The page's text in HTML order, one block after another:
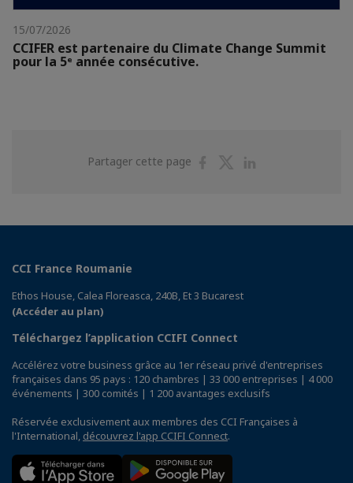
15/07/2026
CCIFER est partenaire du Climate Change Summit
pour la 5ᵉ année consécutive.
Partager cette page
PartagerPartager
CCI France Roumanie
Ethos House, Calea Floreasca, 240B, Et 3 Bucarest
(Accéder au plan)
Téléchargez l’application CCIFI Connect
Accélérez votre business grâce au 1er réseau privé d'entreprises
françaises dans 95 pays : 120 chambres | 33 000 entreprises | 4 000
événements | 300 comités | 1 200 avantages exclusifs
Réservée exclusivement aux membres des CCI Françaises à
l'International, découvrez l'app CCIFI Connect.